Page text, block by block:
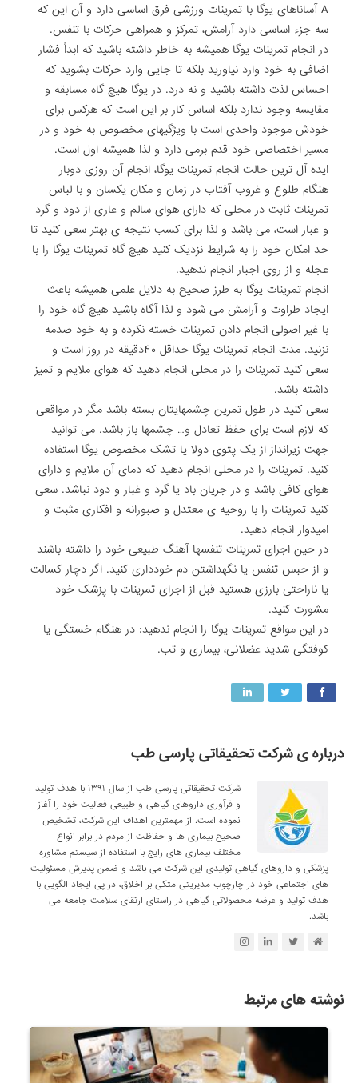
A آساناهای یوگا با تمرینات ورزشی فرق اساسی دارد و آن این که
سه جزء اساسی دارد آرامش، تمرکز و همراهی حرکات با تنفس.
در انجام تمرینات یوگا همیشه به خاطر داشته باشید که ابداً فشار
اضافی به خود وارد نیاورید بلکه تا جایی وارد حرکات بشوید که
احساس لذت داشته باشید و نه درد. در یوگا هیچ گاه مسابقه و
مقایسه وجود ندارد بلکه اساس کار بر این است که هرکس برای
خودش موجود واحدی است با ویژگیهای مخصوص به خود و در
مسیر اختصاصی خود قدم برمی دارد و لذا همیشه اول است.
ایده آل ترین حالت انجام تمرینات یوگا، انجام آن روزی دوبار
هنگام طلوع و غروب آفتاب در زمان و مکان یکسان و با لباس
تمرینات ثابت در محلی که دارای هوای سالم و عاری از دود و گرد
و غبار است، می باشد و لذا برای کسب نتیجه ی بهتر سعی کنید تا
حد امکان خود را به شرایط نزدیک کنید هیچ گاه تمرینات یوگا را با
عجله و از روی اجبار انجام ندهید.
انجام تمرینات یوگا به طرز صحیح به دلایل علمی همیشه باعث
ایجاد طراوت و آرامش می شود و لذا آگاه باشید هیچ گاه خود را
با غیر اصولی انجام دادن تمرینات خسته نکرده و به خود صدمه
نزنید. مدت انجام تمرینات یوگا حداقل ۴۰دقیقه در روز است و
سعی کنید تمرینات را در محلی انجام دهید که هوای ملایم و تمیز
داشته باشد.
سعی کنید در طول تمرین چشمهایتان بسته باشد مگر در مواقعی
که لازم است برای حفظ تعادل و… چشمها باز باشد. می توانید
جهت زیرانداز از یک پتوی دولا یا تشک مخصوص یوگا استفاده
کنید. تمرینات را در محلی انجام دهید که دمای آن ملایم و دارای
هوای کافی باشد و در جریان باد یا گرد و غبار و دود نباشد. سعی
کنید تمرینات را با روحیه ی معتدل و صبورانه و افکاری مثبت و
امیدوار انجام دهید.
در حین اجرای تمرینات تنفسها آهنگ طبیعی خود را داشته باشند
و از حبس تنفس یا نگهداشتن دم خودداری کنید. اگر دچار کسالت
یا ناراحتی بارزی هستید قبل از اجرای تمرینات با پزشک خود
مشورت کنید.
در این مواقع تمرینات یوگا را انجام ندهید: در هنگام خستگی یا
کوفتگی شدید عضلانی، بیماری و تب.
درباره ی شرکت تحقیقاتی پارسی طب
شرکت تحقیقاتی پارسی طب از سال ۱۳۹۱ با هدف تولید
و فرآوری داروهای گیاهی و طبیعی فعالیت خود را آغاز
نموده است. از مهمترین اهداف این شرکت، تشخیص
صحیح بیماری ها و حفاظت از مردم در برابر انواع
مختلف بیماری های رایج با استفاده از سیستم مشاوره
پزشکی و داروهای گیاهی تولیدی این شرکت می باشد و ضمن پذیرش مسئولیت
های اجتماعی خود در چارچوب مدیریتی متکی بر اخلاق، در پی ایجاد الگویی با
هدف تولید و عرضه محصولاتی گیاهی در راستای ارتقای سلامت جامعه می
باشد.
نوشته های مرتبط